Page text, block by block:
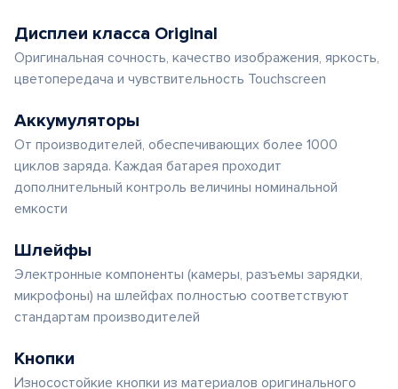
Дисплеи класса Original
Оригинальная сочность, качество изображения, яркость,
цветопередача и чувствительность Touchscreen
Аккумуляторы
От производителей, обеспечивающих более 1000
циклов заряда. Каждая батарея проходит
дополнительный контроль величины номинальной
емкости
Шлейфы
Электронные компоненты (камеры, разъемы зарядки,
микрофоны) на шлейфах полностью соответствуют
стандартам производителей
Кнопки
Износостойкие кнопки из материалов оригинального